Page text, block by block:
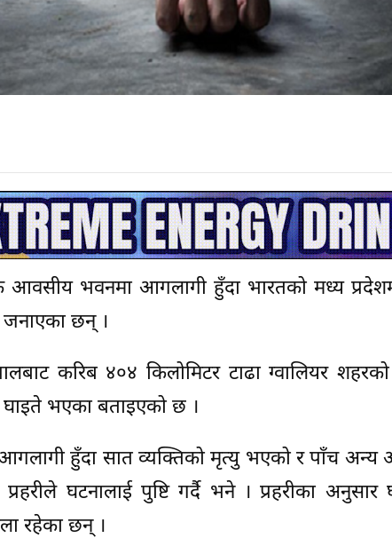
भवनमा आगलागी हुँदा भारतको मध्य
छन् ।
करिब ४०४ किलोमिटर टाढा ग्वालियर
भएका बताइएको छ ।
आगलागी हुँदा सात व्यक्तिको मृत्यु भएको र पाँच
घटनालाई पुष्टि गर्दै भने । प्रहरीका अनुसार
रहेका छन् ।